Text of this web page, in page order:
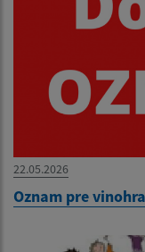
22.05.2026
Oznam pre